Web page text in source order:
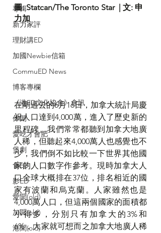
專輯
新力家評
理財講ED
加國Newbie信箱
CommuED News
博客專欄
《港ED文化協會》會訊
休閒
愛吃才會肥
煲劇
食ED
影ED
愛聞(old)
加聞(old)
港聞(old)
圖: Statcan/The Toronto Star  | 文: 申
力加
在剛過去的6月16日，加拿大統計局慶
祝人口達到4,000萬，進入了歷史新的
里程碑。我們常常都聽到加拿大地廣
人稀，但聽起來4,000萬人也感覺也不
少，我們倒不如比較一下世界其他國
家的人口數字作參考。現時加拿大人
口全球大概排在37位，排名相近的國
家有波蘭和烏克蘭。人家雖然也是
4,000萬人口，但這兩個國家的面積都
小得多，分別只有加拿大的3%和
6%，大家就可想而之加拿大地廣人稀